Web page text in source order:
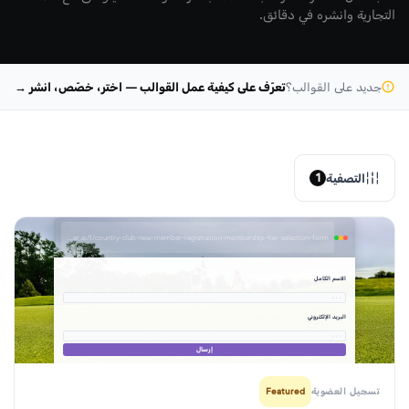
التجارية وانشره في دقائق.
جديد على القوالب؟تعرّف على كيفية عمل القوالب — اختر، خصّص، انشر →
التصفية 1
formbuilder.ai/f/country-club-new-member-registration-membership-tier-selection-form
الاسم الكامل
البريد الإلكتروني
إرسال
تسجيل العضوية Featured